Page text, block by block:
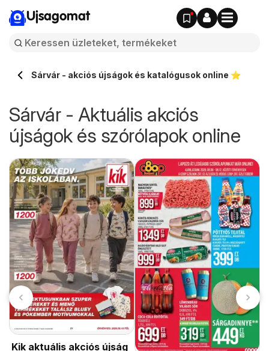
Ujsagomat
Sárvár - akciós újságok és katalógusok online ⭐️
Sárvár - Aktuális akciós
újságok és szórólapok online
Kik aktuális akciós újság